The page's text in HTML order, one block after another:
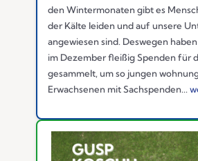
den Wintermonaten gibt es
der Kälte leiden und auf unsere
angewiesen sind. Deswegen
im Dezember fleißig Spenden für
gesammelt, um so jungen
Erwachsenen mit Sachspenden...